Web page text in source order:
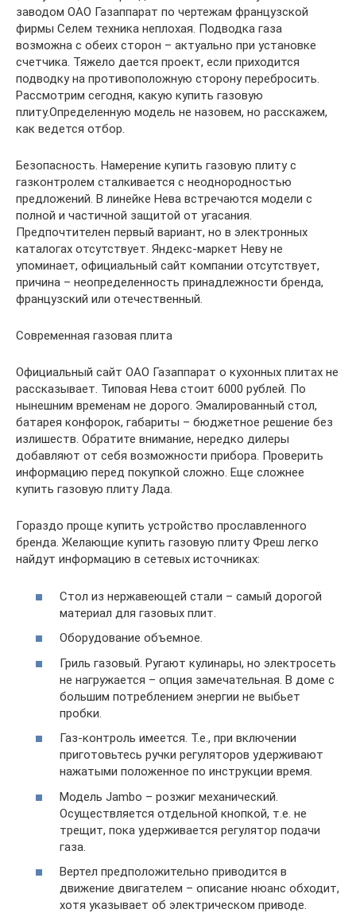
заводом ОАО Газаппарат по чертежам французской
фирмы Селем техника неплохая. Подводка газа
возможна с обеих сторон – актуально при установке
счетчика. Тяжело дается проект, если приходится
подводку на противоположную сторону перебросить.
Рассмотрим сегодня, какую купить газовую
плиту.Определенную модель не назовем, но расскажем,
как ведется отбор.
Безопасность. Намерение купить газовую плиту с
газконтролем сталкивается с неоднородностью
предложений. В линейке Нева встречаются модели с
полной и частичной защитой от угасания.
Предпочтителен первый вариант, но в электронных
каталогах отсутствует. Яндекс-маркет Неву не
упоминает, официальный сайт компании отсутствует,
причина – неопределенность принадлежности бренда,
французский или отечественный.
Современная газовая плита
Официальный сайт ОАО Газаппарат о кухонных плитах не
рассказывает. Типовая Нева стоит 6000 рублей. По
нынешним временам не дорого. Эмалированный стол,
батарея конфорок, габариты – бюджетное решение без
излишеств. Обратите внимание, нередко дилеры
добавляют от себя возможности прибора. Проверить
информацию перед покупкой сложно. Еще сложнее
купить газовую плиту Лада.
Гораздо проще купить устройство прославленного
бренда. Желающие купить газовую плиту Фреш легко
найдут информацию в сетевых источниках:
Стол из нержавеющей стали – самый дорогой
материал для газовых плит.
Оборудование объемное.
Гриль газовый. Ругают кулинары, но электросеть
не нагружается – опция замечательная. В доме с
большим потреблением энергии не выбьет
пробки.
Газ-контроль имеется. Т.е., при включении
приготовьтесь ручки регуляторов удерживают
нажатыми положенное по инструкции время.
Модель Jambo – розжиг механический.
Осуществляется отдельной кнопкой, т.е. не
трещит, пока удерживается регулятор подачи
газа.
Вертел предположительно приводится в
движение двигателем – описание нюанс обходит,
хотя указывает об электрическом приводе.